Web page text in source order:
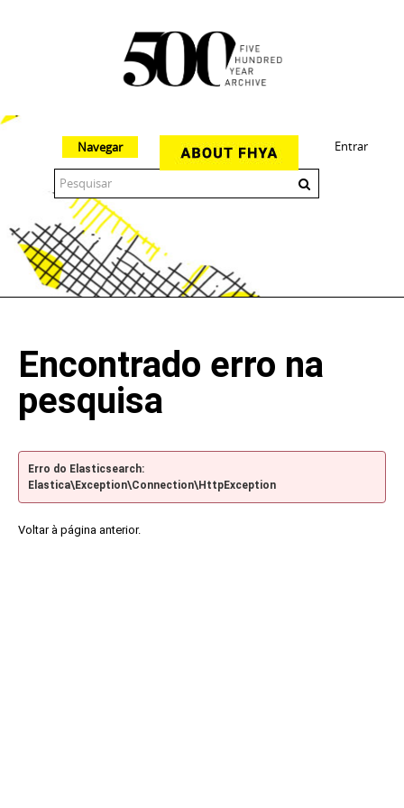
Entrar
Navegar
Encontrado erro na
pesquisa
Erro do Elasticsearch:
Elastica\Exception\Connection\HttpException
Voltar à página anterior.